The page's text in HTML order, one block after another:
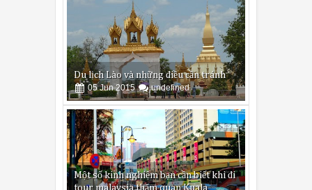
Du lịch Lào và những điều cần tránh
05 Jun 2015 undefined
Một số kinh nghiệm bạn cần biết khi đi
tour malaysia thăm quan Kuala